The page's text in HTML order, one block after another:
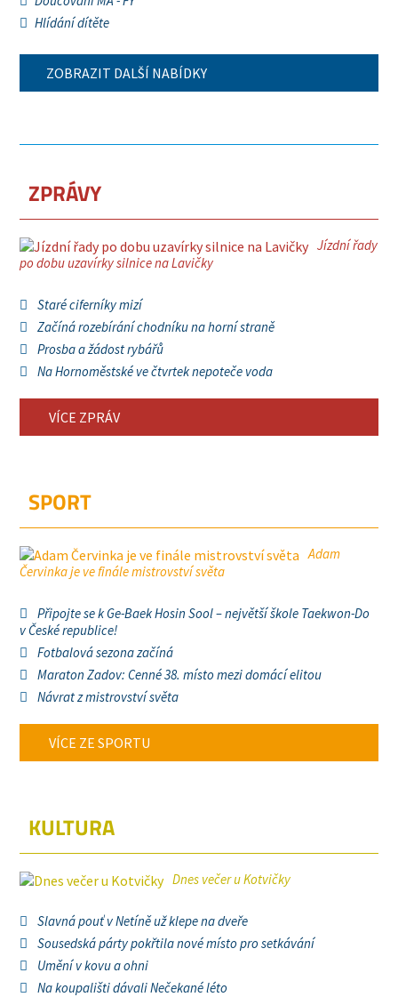
Hlídání dítěte
ZOBRAZIT DALŠÍ NABÍDKY
ZPRÁVY
Jízdní řady
po dobu uzavírky silnice na Lavičky
Staré ciferníky mizí
Začíná rozebírání chodníku na horní straně
Prosba a žádost rybářů
Na Hornoměstské ve čtvrtek nepoteče voda
VÍCE ZPRÁV
SPORT
Adam
Červinka je ve finále mistrovství světa
Připojte se k Ge-Baek Hosin Sool – největší škole Taekwon-Do
v České republice!
Fotbalová sezona začíná
Maraton Zadov: Cenné 38. místo mezi domácí elitou
Návrat z mistrovství světa
VÍCE ZE SPORTU
KULTURA
Dnes večer u Kotvičky
Slavná pouť v Netíně už klepe na dveře
Sousedská párty pokřtila nové místo pro setkávání
Umění v kovu a ohni
Na koupališti dávali Nečekané léto